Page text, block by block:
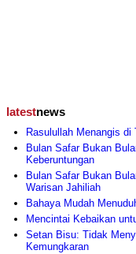
latestnews
Rasulullah Menangis
Bulan Safar Bukan
Keberuntungan
Bulan Safar Bukan
Warisan Jahiliah
Bahaya Mudah
Mencintai Kebaikan
Setan Bisu: Tidak
Kemungkaran